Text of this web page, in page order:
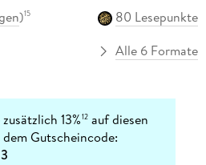
)15
80 Lesepunkte
Alle 6 Formate
13%12 auf diesen
Gutscheincode: